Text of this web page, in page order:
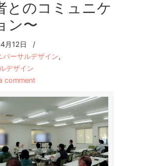
とのコミュニケ
ン〜
月12日
/
バーサルデザイン,
デザイン
comment